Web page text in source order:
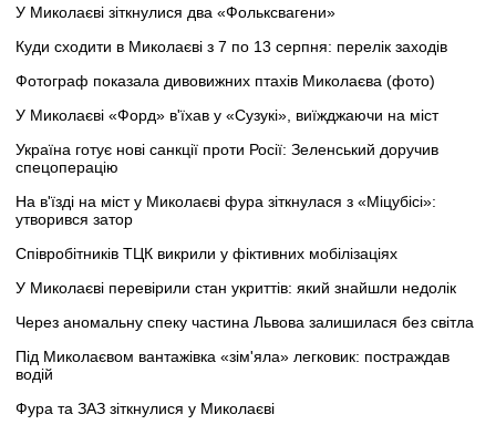
У Миколаєві зіткнулися два «Фольксвагени»
Куди сходити в Миколаєві з 7 по 13 серпня: перелік заходів
Фотограф показала дивовижних птахів Миколаєва (фото)
У Миколаєві «Форд» в'їхав у «Сузукі», виїжджаючи на міст
Україна готує нові санкції проти Росії: Зеленський доручив
спецоперацію
На в'їзді на міст у Миколаєві фура зіткнулася з «Міцубісі»:
утворився затор
Співробітників ТЦК викрили у фіктивних мобілізаціях
У Миколаєві перевірили стан укриттів: який знайшли недолік
Через аномальну спеку частина Львова залишилася без світла
Під Миколаєвом вантажівка «зім'яла» легковик: постраждав
водій
Фура та ЗАЗ зіткнулися у Миколаєві